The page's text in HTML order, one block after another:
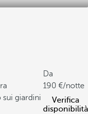
sui giardini
Da
190
/notte
Verifica
disponibilità